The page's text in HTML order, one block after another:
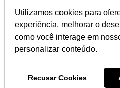
Utilizamos cookies para
experiência, melhorar o
como você interage em
personalizar conteúdo.
Recusar Cookies